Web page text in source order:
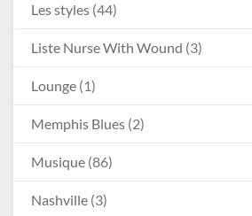
Les styles (44)
Liste Nurse With Wound (3)
Lounge (1)
Memphis Blues (2)
Musique (86)
Nashville (3)